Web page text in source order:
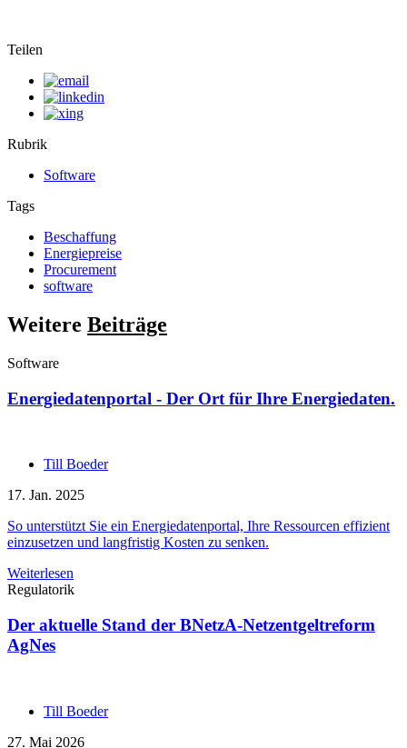
Teilen
Rubrik
Software
Tags
Beschaffung
Energiepreise
Procurement
software
Weitere Beiträge
Software
Energiedatenportal - Der Ort für Ihre Energiedaten.
Till Boeder
17. Jan. 2025
So unterstützt Sie ein Energiedatenportal, Ihre Ressourcen effizient
einzusetzen und langfristig Kosten zu senken.
Weiterlesen
Regulatorik
Der aktuelle Stand der BNetzA-Netzentgeltreform
AgNes
Till Boeder
27. Mai 2026